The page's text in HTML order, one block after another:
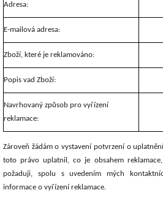
Adresa:
E-mailová adresa:
Zboží, které je reklamováno:
Popis vad Zboží:
Navrhovaný způsob pro vyřízení
reklamace:
Zároveň žádám o vystavení potvrzení o
toto právo uplatnil, co je obsahem
požaduji, spolu s uvedením mých
informace o vyřízení reklamace.